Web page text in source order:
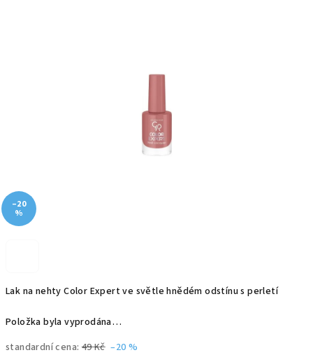
Lak na nehty Color Expert ve světle hnědém odstínu s perletí
Položka byla vyprodána…
standardní cena: 49 Kč –20 %
–20
%